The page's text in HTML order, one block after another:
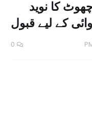
کا نوید
کے لیے قبول
0